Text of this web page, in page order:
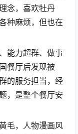
念，喜欢牡丹
种麻烦，但也在
能力超群、做事
餐厅后发现被
的服务担当，经
，是整个餐厅安
毛，人物漫画风